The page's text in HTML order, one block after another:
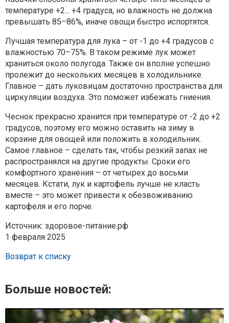
температуре +2... +4 градуса, но влажность не должна
превышать 85–86%, иначе овощи быстро испортятся.
Лучшая температура для лука – от -1 до +4 градусов с
влажностью 70–75%. В таком режиме лук может
храниться около полугода. Также он вполне успешно
пролежит до нескольких месяцев в холодильнике.
Главное – дать луковицам достаточно пространства для
циркуляции воздуха. Это поможет избежать гниения.
Чеснок прекрасно хранится при температуре от -2 до +2
градусов, поэтому его можно оставить на зиму в
корзине для овощей или положить в холодильник.
Самое главное – сделать так, чтобы резкий запах не
распространялся на другие продукты. Сроки его
комфортного хранения – от четырех до восьми
месяцев. Кстати, лук и картофель лучше не класть
вместе – это может привести к обезвоживанию
картофеля и его порче.
Источник: здоровое-питание.рф
1 февраля 2025
Возврат к списку
Больше новостей: